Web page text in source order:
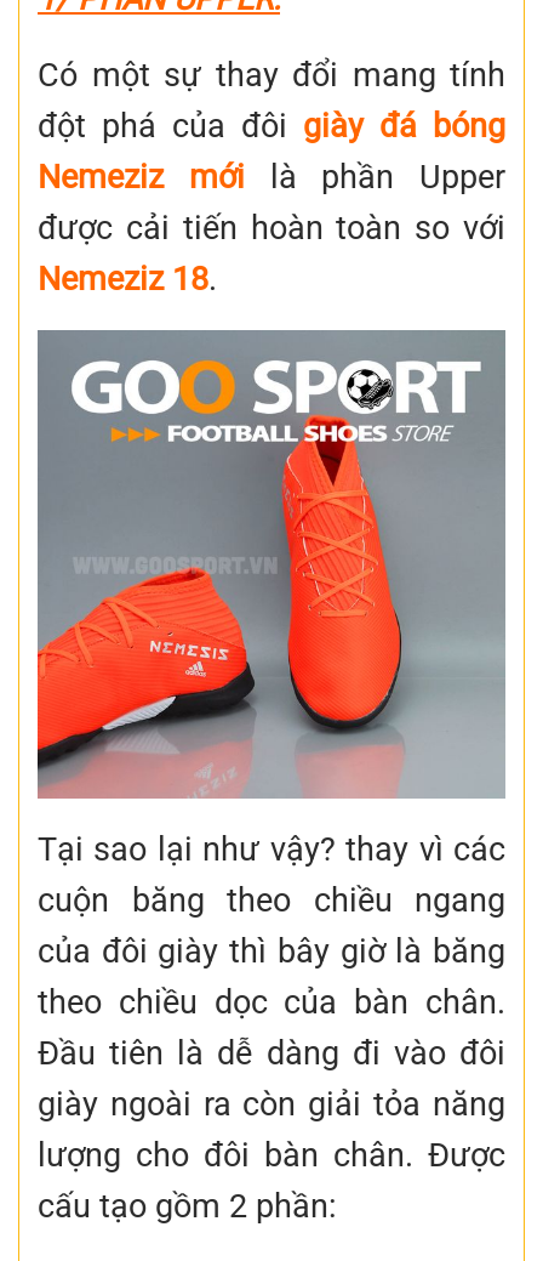
Có một sự thay đổi mang tính
đột phá của đôi giày đá bóng
Nemeziz mới là phần Upper
được cải tiến hoàn toàn so với
Nemeziz 18.
Tại sao lại như vậy? thay vì các
cuộn băng theo chiều ngang
của đôi giày thì bây giờ là băng
theo chiều dọc của bàn chân.
Đầu tiên là dễ dàng đi vào đôi
giày ngoài ra còn giải tỏa năng
lượng cho đôi bàn chân. Được
cấu tạo gồm 2 phần: